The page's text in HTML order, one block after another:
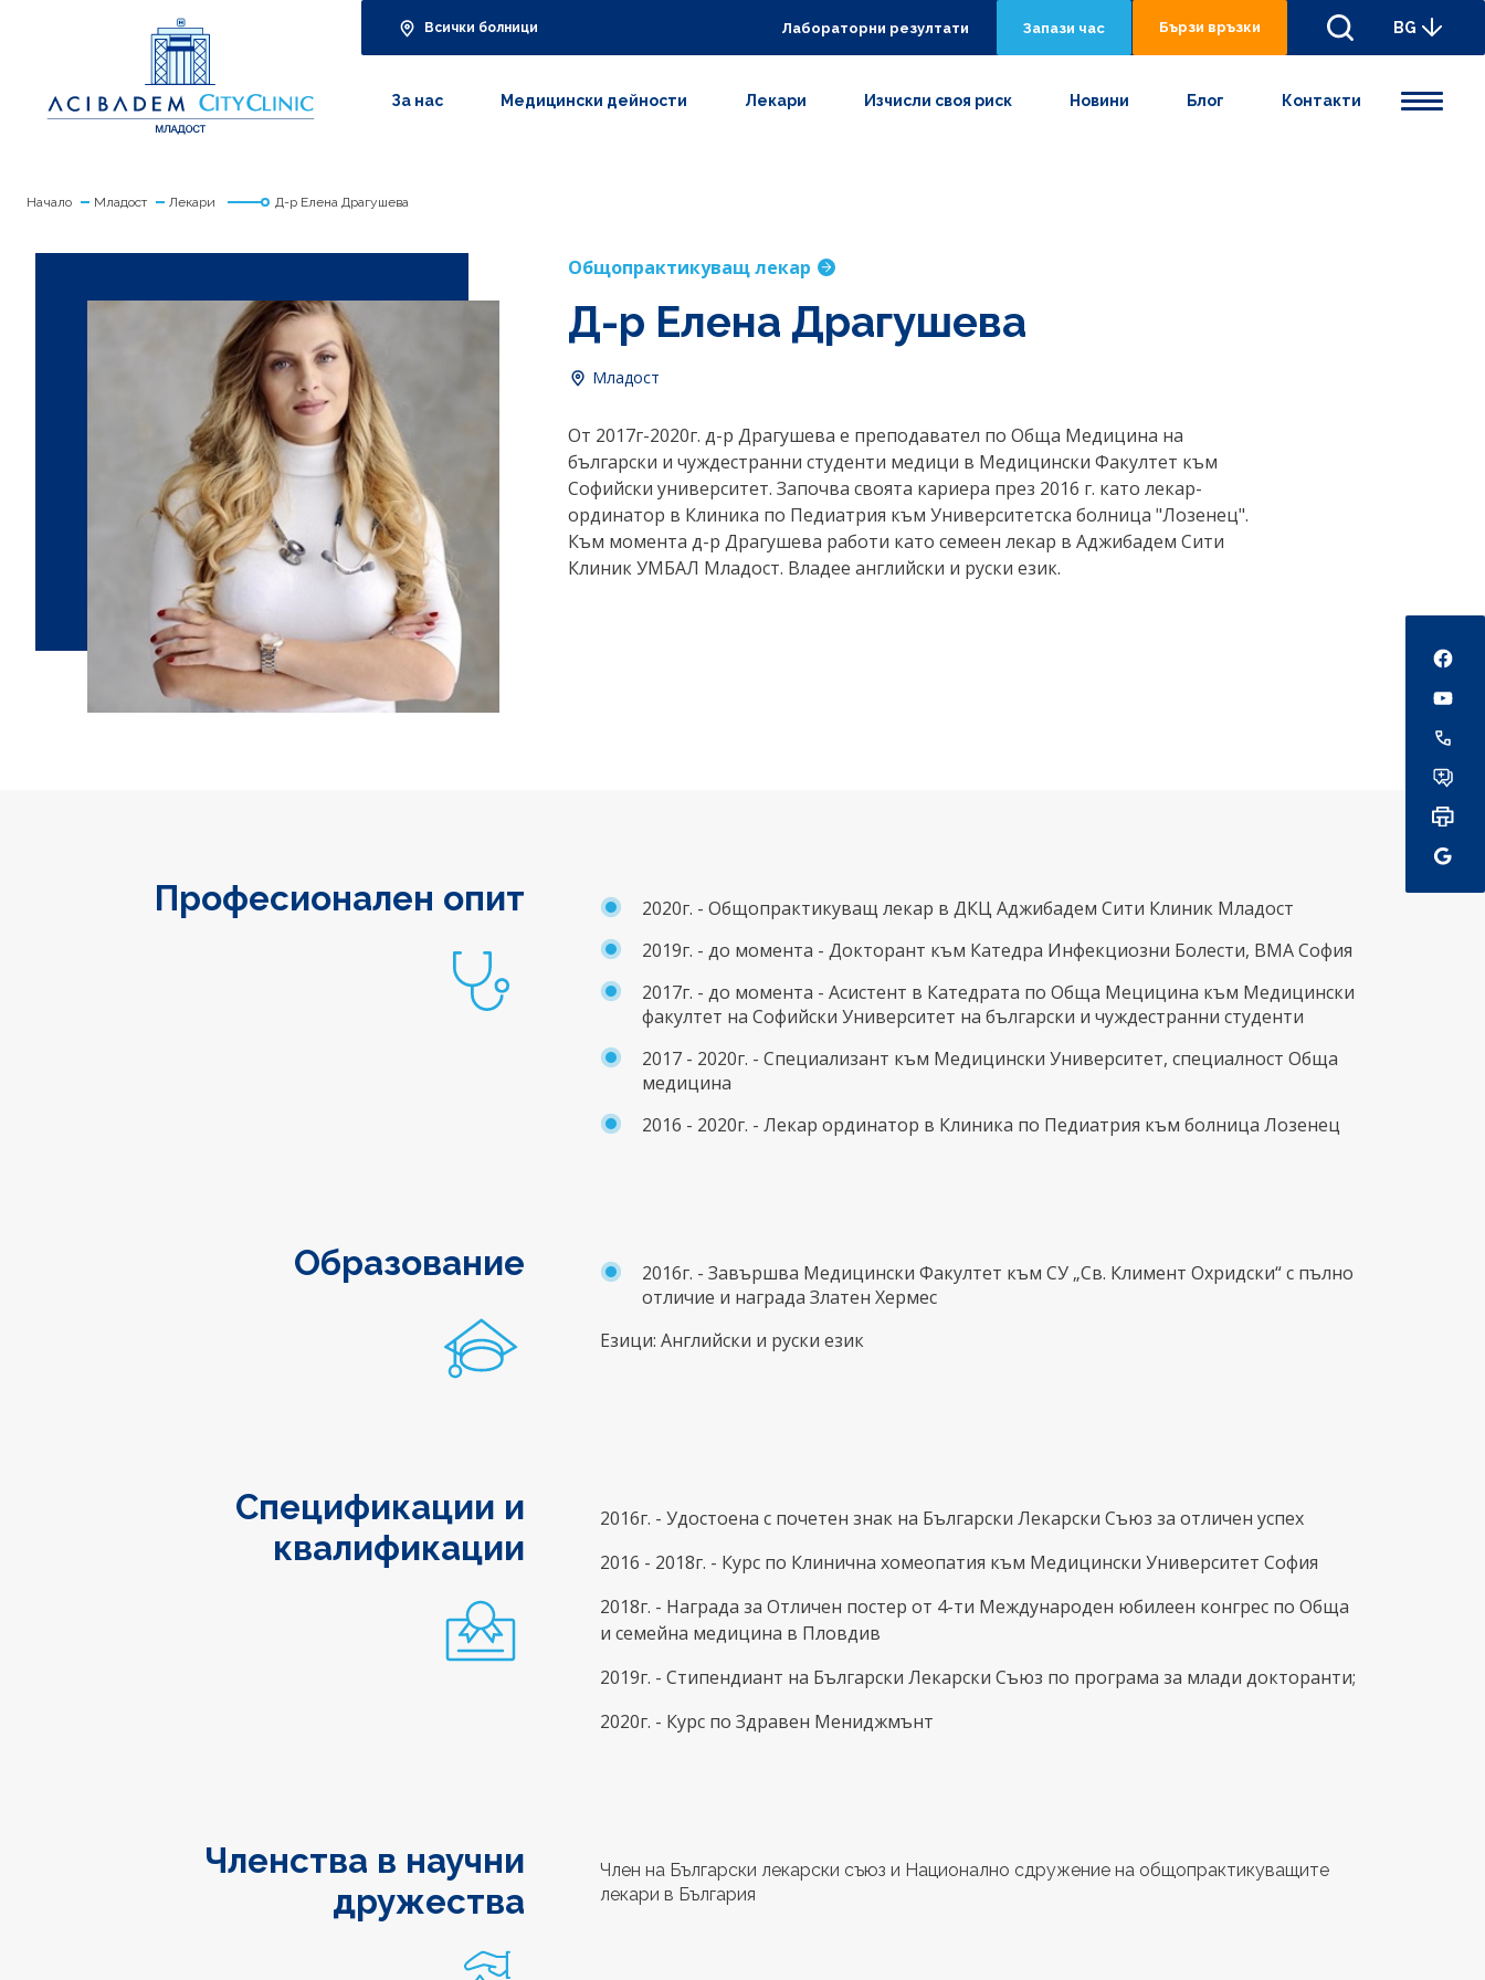
Всички болници Лабораторни резултати Запази час Бързи връзки BG
За нас Медицински дейности Лекари Изчисли своя риск Новини Блог Контакти
Начало Младост Лекари Д-р Елена Драгушева
Общопрактикуващ лекар
Д-р Елена Драгушева
Младост
От 2017г-2020г. д-р Драгушева е преподавател по Обща Медицина на
български и чуждестранни студенти медици в Медицински Факултет към
Софийски университет. Започва своята кариера през 2016 г. като лекар-
ординатор в Клиника по Педиатрия към Университетска болница "Лозенец".
Към момента д-р Драгушева работи като семеен лекар в Аджибадем Сити
Клиник УМБАЛ Младост. Владее английски и руски език.
Професионален опит
2020г. - Общопрактикуващ лекар в ДКЦ Аджибадем Сити Клиник Младост
2019г. - до момента - Докторант към Катедра Инфекциозни Болести, ВМА София
2017г. - до момента - Асистент в Катедрата по Обща Мецицина към Медицински
факултет на Софийски Университет на български и чуждестранни студенти
2017 - 2020г. - Специализант към Медицински Университет, специалност Обща
медицина
2016 - 2020г. - Лекар ординатор в Клиника по Педиатрия към болница Лозенец
Образование
2016г. - Завършва Медицински Факултет към СУ „Св. Климент Охридски“ с пълно
отличие и награда Златен Хермес
Езици: Английски и руски език
Спецификации и
квалификации
2016г. - Удостоена с почетен знак на Български Лекарски Съюз за отличен успех
2016 - 2018г. - Курс по Клинична хомеопатия към Медицински Университет София
2018г. - Награда за Отличен постер от 4-ти Международен юбилеен конгрес по Обща
и семейна медицина в Пловдив
2019г. - Стипендиант на Български Лекарски Съюз по програма за млади докторанти;
2020г. - Курс по Здравен Мениджмънт
Членства в научни
дружества
Член на Български лекарски съюз и Национално сдружение на общопрактикуващите
лекари в България